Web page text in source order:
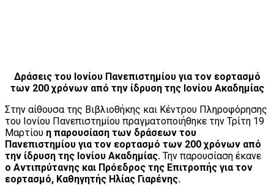
Δράσεις του Ιονίου Πανεπιστημίου για τον εορτασμό
των 200 χρόνων από την ίδρυση της Ιονίου Ακαδημίας
Στην αίθουσα της Βιβλιοθήκης και Κέντρου Πληροφόρησης
του Ιονίου Πανεπιστημίου πραγματοποιήθηκε την Τρίτη 19
Μαρτίου η παρουσίαση των δράσεων του
Πανεπιστημίου για τον εορτασμό των 200 χρόνων από
την ίδρυση της Ιονίου Ακαδημίας. Την παρουσίαση έκανε
ο Αντιπρύτανης και Πρόεδρος της Επιτροπής για τον
εορτασμό, Καθηγητής Ηλίας Γιαρένης.